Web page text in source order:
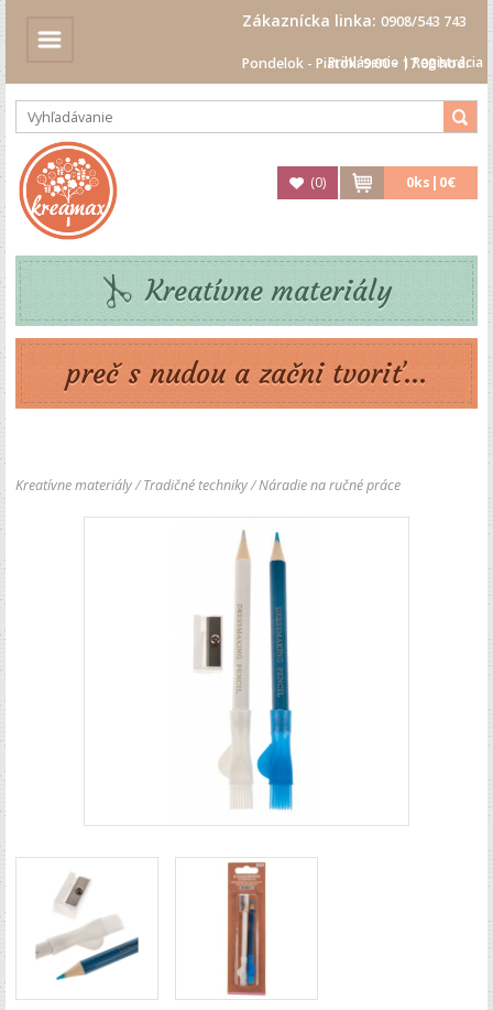
Zákaznícka linka: 0908/543 743
Pondelok - Piatok: 9.00 - 17.00 hod.
Prihlásenie|Registrácia
(0) 0ks| 0€
Kreatívne materiály
preč s nudou a začni tvoriť...
Kreatívne materiály/Tradičné techniky/Náradie na ručné práce